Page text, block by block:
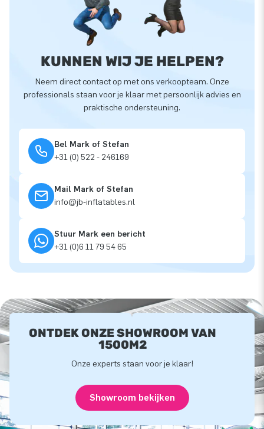
KUNNEN WIJ JE HELPEN?
Neem direct contact op met ons verkoopteam. Onze
professionals staan voor je klaar met persoonlijk advies en
praktische ondersteuning.
Bel Mark of Stefan
+31 (0) 522 - 246169
Mail Mark of Stefan
info@jb-inflatables.nl
Stuur Mark een bericht
+31 (0)6 11 79 54 65
ONTDEK ONZE SHOWROOM VAN
1500M2
Onze experts staan voor je klaar!
Showroom bekijken